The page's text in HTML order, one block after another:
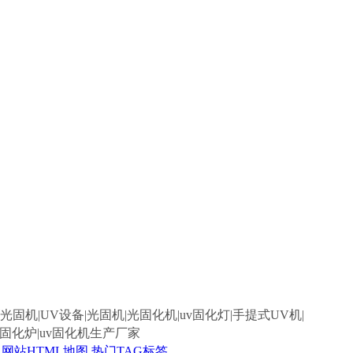
机|UV设备|光固机|光固化机|uv固化灯|手提式UV机|
化炉|uv固化机生产厂家